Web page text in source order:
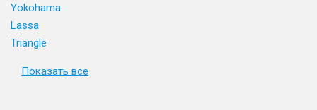
Yokohama
Lassa
Triangle
Показать все